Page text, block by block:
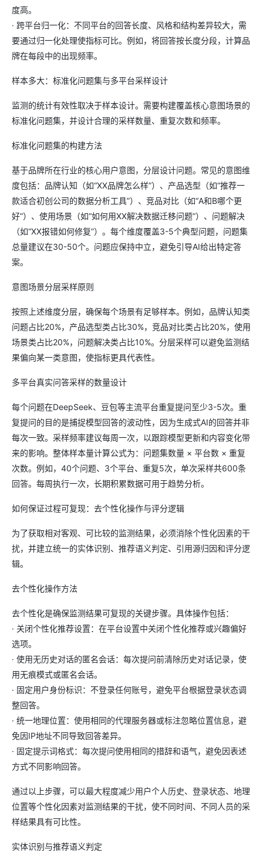
度高。
· 跨平台归一化：不同平台的回答长度、风格和结构差异较大，需
要通过归一化处理使指标可比。例如，将回答按长度分段，计算品
牌在每段中的出现频率。
样本多大：标准化问题集与多平台采样设计
监测的统计有效性取决于样本设计。需要构建覆盖核心意图场景的
标准化问题集，并设计合理的采样数量、重复次数和频率。
标准化问题集的构建方法
基于品牌所在行业的核心用户意图，分层设计问题。常见的意图维
度包括：品牌认知（如“XX品牌怎么样”）、产品选型（如“推荐一
款适合初创公司的数据分析工具”）、竞品对比（如“A和B哪个更
好”）、使用场景（如“如何用XX解决数据迁移问题”）、问题解决
（如“XX报错如何修复”）。每个维度覆盖3-5个典型问题，问题集
总量建议在30-50个。问题应保持中立，避免引导AI给出特定答
案。
意图场景分层采样原则
按照上述维度分层，确保每个场景有足够样本。例如，品牌认知类
问题占比20%，产品选型类占比30%，竞品对比类占比20%，使用
场景类占比20%，问题解决类占比10%。分层采样可以避免监测结
果偏向某一类意图，使指标更具代表性。
多平台真实问答采样的数量设计
每个问题在DeepSeek、豆包等主流平台重复提问至少3-5次。重
复提问的目的是捕捉模型回答的波动性，因为生成式AI的回答并非
每次一致。采样频率建议每周一次，以跟踪模型更新和内容变化带
来的影响。整体样本量计算公式为：问题集数量 × 平台数 × 重复
次数。例如，40个问题、3个平台、重复5次，单次采样共600条
回答。每周执行一次，长期积累数据可用于趋势分析。
如何保证过程可复现：去个性化操作与评分逻辑
为了获取相对客观、可比较的监测结果，必须消除个性化因素的干
扰，并建立统一的实体识别、推荐语义判定、引用源归因和评分逻
辑。
去个性化操作方法
去个性化是确保监测结果可复现的关键步骤。具体操作包括：
· 关闭个性化推荐设置：在平台设置中关闭个性化推荐或兴趣偏好
选项。
· 使用无历史对话的匿名会话：每次提问前清除历史对话记录，使
用无痕模式或匿名会话。
· 固定用户身份标识：不登录任何账号，避免平台根据登录状态调
整回答。
· 统一地理位置：使用相同的代理服务器或标注忽略位置信息，避
免因IP地址不同导致回答差异。
· 固定提示词格式：每次提问使用相同的措辞和语气，避免因表述
方式不同影响回答。
通过以上步骤，可以最大程度减少用户个人历史、登录状态、地理
位置等个性化因素对监测结果的干扰，使不同时间、不同人员的采
样结果具有可比性。
实体识别与推荐语义判定